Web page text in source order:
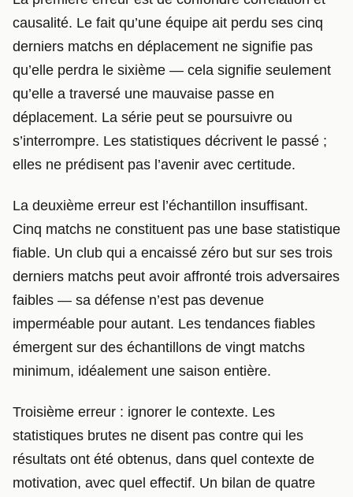
causalité. Le fait qu’une équipe ait perdu ses cinq
derniers matchs en déplacement ne signifie pas
qu’elle perdra le sixième — cela signifie seulement
qu’elle a traversé une mauvaise passe en
déplacement. La série peut se poursuivre ou
s’interrompre. Les statistiques décrivent le passé ;
elles ne prédisent pas l’avenir avec certitude.
La deuxième erreur est l’échantillon insuffisant.
Cinq matchs ne constituent pas une base statistique
fiable. Un club qui a encaissé zéro but sur ses trois
derniers matchs peut avoir affronté trois adversaires
faibles — sa défense n’est pas devenue
imperméable pour autant. Les tendances fiables
émergent sur des échantillons de vingt matchs
minimum, idéalement une saison entière.
Troisième erreur : ignorer le contexte. Les
statistiques brutes ne disent pas contre qui les
résultats ont été obtenus, dans quel contexte de
motivation, avec quel effectif. Un bilan de quatre